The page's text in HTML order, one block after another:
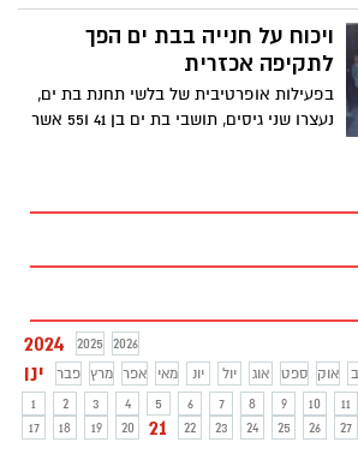
מחבל בארגון הטרור חמאס ואורכה הגיע
לכ-830 מטר. הממצאים העידו על שהייתם
של כ-20 חטופים במקום בזמנים שונים.
אותה. צפו בתיעוד
ויכוח על חנייה בבת ים הפך
לתקיפה אכזרית
בפעילות אופרטיבית של בלשי תחנת בת ים,
נעצרו שני גיסים, תושבי בת ים בן 41 ו55 אשר
2024 2025 2026
ינו פבר מרץ אפר מאי יונ יול אוג ספט אוק
1
2 3 4 5 6 7 8 9 10 11
17
18 19 20 21 22 23 24 25 26 27